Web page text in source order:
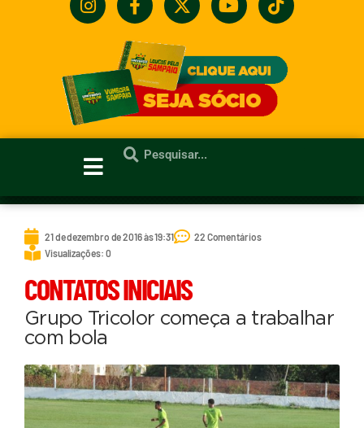
21 de dezembro de 2016 às 19:31
22 Comentários
Visualizações: 0
CONTATOS INICIAIS
Grupo Tricolor começa a trabalhar
com bola